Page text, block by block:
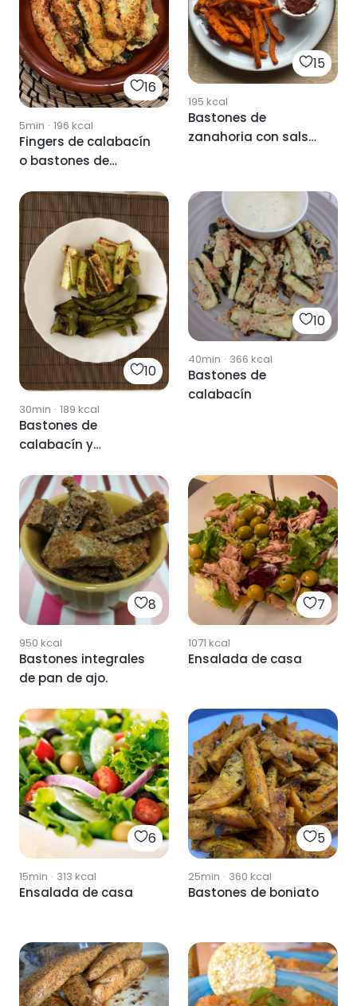
16
5min · 196 kcal
Fingers de calabacín
o bastones de
15
195 kcal
Bastones de
zanahoria con salsa
10
30min · 189 kcal
Bastones de
calabacín y
10
40min · 366 kcal
Bastones de
calabacín
8
950 kcal
Bastones integrales
de pan de ajo.
7
1071 kcal
Ensalada de casa
6
15min · 313 kcal
Ensalada de casa
5
25min · 360 kcal
Bastones de boniato